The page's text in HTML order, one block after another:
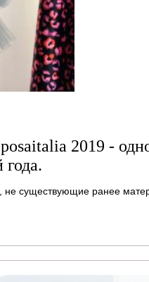
2019 -
не существующие ранее